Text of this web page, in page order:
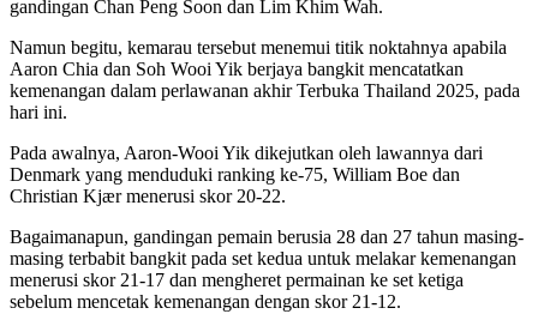
gandingan Chan Peng Soon dan Lim Khim Wah.
Namun begitu, kemarau tersebut menemui titik noktahnya apabila
Aaron Chia dan Soh Wooi Yik berjaya bangkit mencatatkan
kemenangan dalam perlawanan akhir Terbuka Thailand 2025, pada
hari ini.
Pada awalnya, Aaron-Wooi Yik dikejutkan oleh lawannya dari
Denmark yang menduduki ranking ke-75, William Boe dan
Christian Kjær menerusi skor 20-22.
Bagaimanapun, gandingan pemain berusia 28 dan 27 tahun masing-
masing terbabit bangkit pada set kedua untuk melakar kemenangan
menerusi skor 21-17 dan mengheret permainan ke set ketiga
sebelum mencetak kemenangan dengan skor 21-12.